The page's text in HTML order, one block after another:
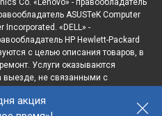
акция
Co. «Lenovo» - правообладатель
ASUSTeK Computer
Incorporated. «DELL» -
HP Hewlett-Packard
с целью описания товаров, в
Услуги оказываются
выезде, не связанными с
которые уже были введены в